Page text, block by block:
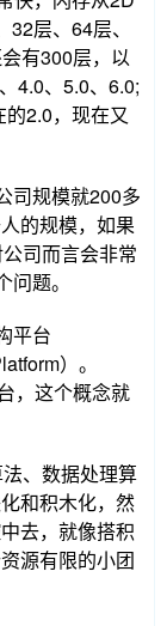
层、64层、
有300层，以
4.0、5.0、6.0;
2.0，现在又
司规模就200多
的规模，如果
司而言会非常
题。
平台
）。
，这个概念就
、数据处理算
和积木化，然
去，就像搭积
源有限的小团